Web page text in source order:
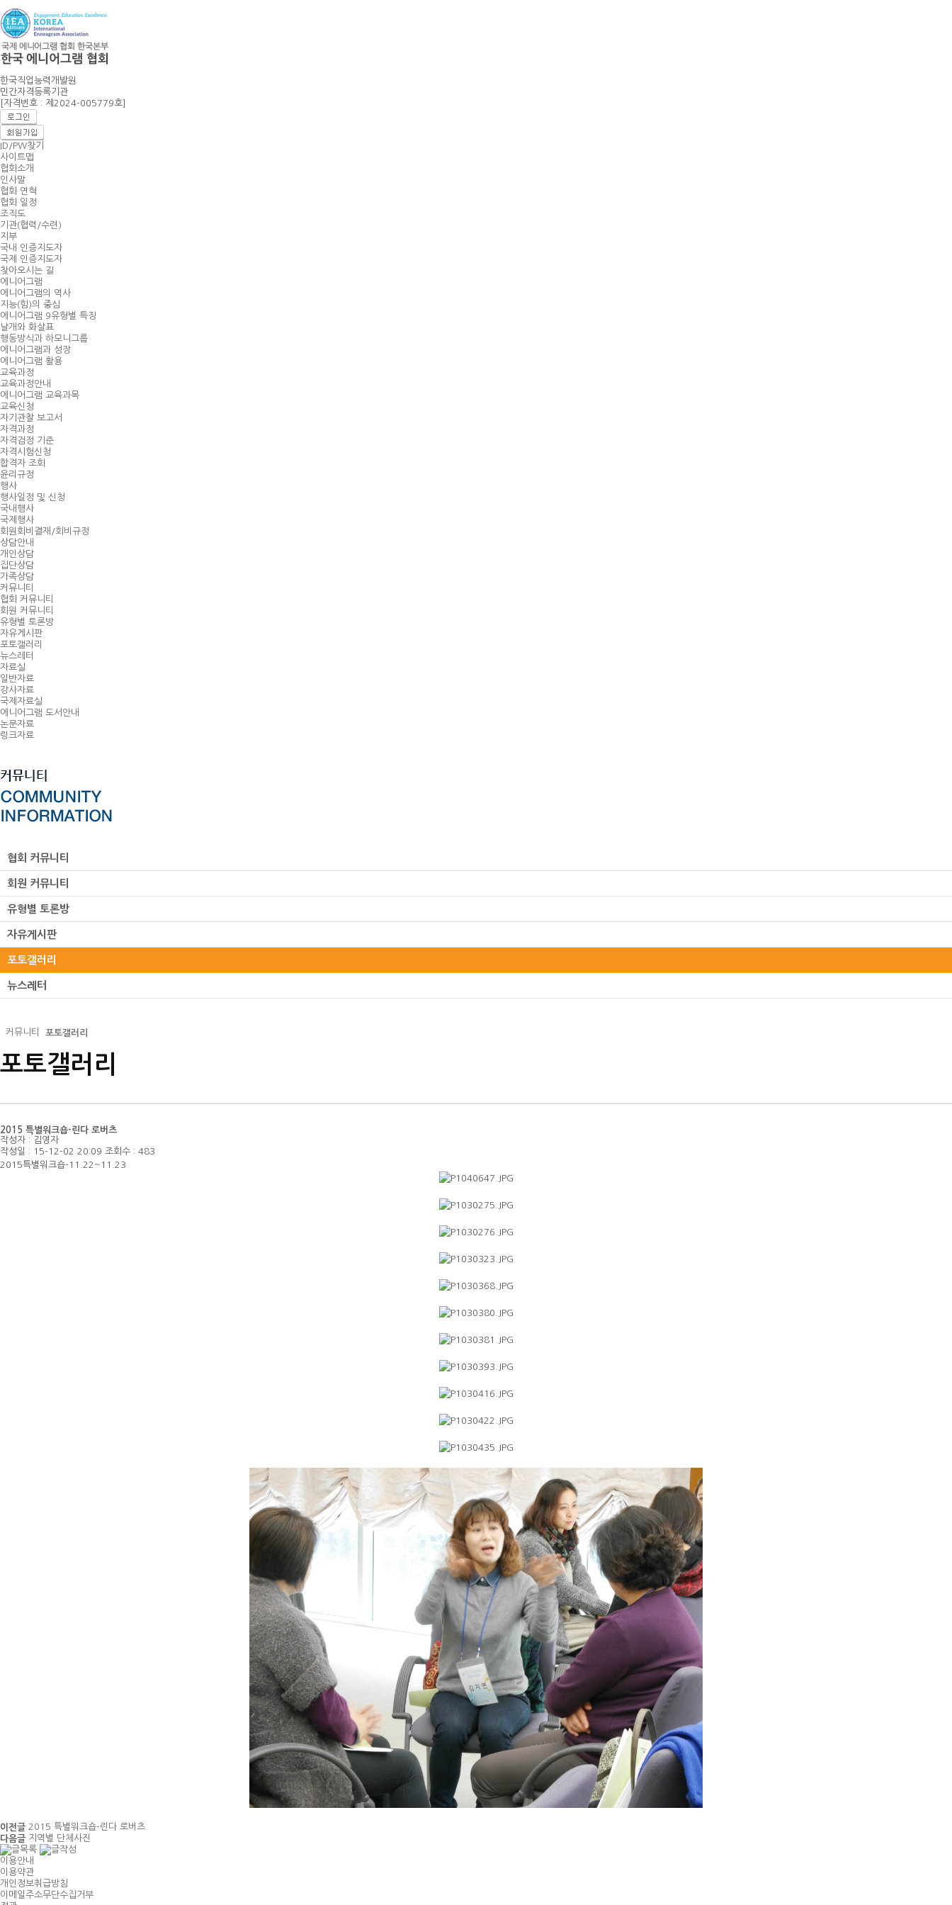
한국직업능력개발원
민간자격등록기관
[자격번호 : 제2024-005779호]
ID/PW찾기
사이트맵
협회소개
인사말
협회 연혁
협회 일정
조직도
기관(협력/수련)
지부
국내 인증지도자
국제 인증지도자
찾아오시는 길
에니어그램
에니어그램의 역사
지능(힘)의 중심
에니어그램 9유형별 특징
날개와 화살표
행동방식과 하모니그룹
에니어그램과 성장
에니어그램 활용
교육과정
교육과정안내
에니어그램 교육과목
교육신청
자기관찰 보고서
자격과정
자격검정 기준
자격시험신청
합격자 조회
윤리규정
행사
행사일정 및 신청
국내행사
국제행사
회원회비결재/회비규정
상담안내
개인상담
집단상담
가족상담
커뮤니티
협회 커뮤니티
회원 커뮤니티
유형별 토론방
자유게시판
포토갤러리
뉴스레터
자료실
일반자료
강사자료
국제자료실
에니어그램 도서안내
논문자료
링크자료
협회 커뮤니티
회원 커뮤니티
유형별 토론방
자유게시판
포토갤러리
뉴스레터
커뮤니티 포토갤러리
포토갤러리
2015 특별워크숍-린다 로버츠
작성자 : 김영자
작성일 : 15-12-02 20:09 조회수 : 483
2015특별워크숍-11.22~11.23
이전글 2015 특별워크숍-린다 로버츠
다음글 지역별 단체사진
이용안내
이용약관
개인정보취급방침
이메일주소무단수집거부